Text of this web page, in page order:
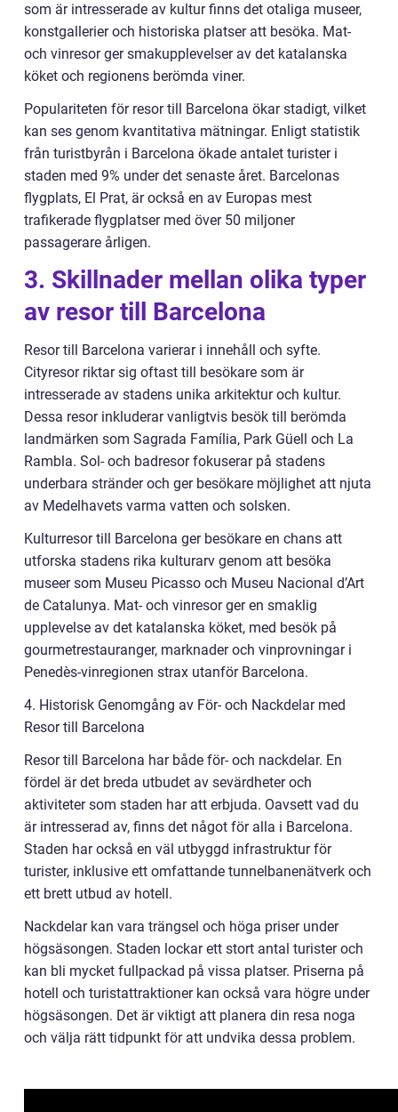
som är intresserade av kultur finns det otaliga museer,
konstgallerier och historiska platser att besöka. Mat-
och vinresor ger smakupplevelser av det katalanska
köket och regionens berömda viner.
Populariteten för resor till Barcelona ökar stadigt, vilket
kan ses genom kvantitativa mätningar. Enligt statistik
från turistbyrån i Barcelona ökade antalet turister i
staden med 9% under det senaste året. Barcelonas
flygplats, El Prat, är också en av Europas mest
trafikerade flygplatser med över 50 miljoner
passagerare årligen.
3. Skillnader mellan olika typer
av resor till Barcelona
Resor till Barcelona varierar i innehåll och syfte.
Cityresor riktar sig oftast till besökare som är
intresserade av stadens unika arkitektur och kultur.
Dessa resor inkluderar vanligtvis besök till berömda
landmärken som Sagrada Família, Park Güell och La
Rambla. Sol- och badresor fokuserar på stadens
underbara stränder och ger besökare möjlighet att njuta
av Medelhavets varma vatten och solsken.
Kulturresor till Barcelona ger besökare en chans att
utforska stadens rika kulturarv genom att besöka
museer som Museu Picasso och Museu Nacional d’Art
de Catalunya. Mat- och vinresor ger en smaklig
upplevelse av det katalanska köket, med besök på
gourmetrestauranger, marknader och vinprovningar i
Penedès-vinregionen strax utanför Barcelona.
4. Historisk Genomgång av För- och Nackdelar med
Resor till Barcelona
Resor till Barcelona har både för- och nackdelar. En
fördel är det breda utbudet av sevärdheter och
aktiviteter som staden har att erbjuda. Oavsett vad du
är intresserad av, finns det något för alla i Barcelona.
Staden har också en väl utbyggd infrastruktur för
turister, inklusive ett omfattande tunnelbanenätverk och
ett brett utbud av hotell.
Nackdelar kan vara trängsel och höga priser under
högsäsongen. Staden lockar ett stort antal turister och
kan bli mycket fullpackad på vissa platser. Priserna på
hotell och turistattraktioner kan också vara högre under
högsäsongen. Det är viktigt att planera din resa noga
och välja rätt tidpunkt för att undvika dessa problem.